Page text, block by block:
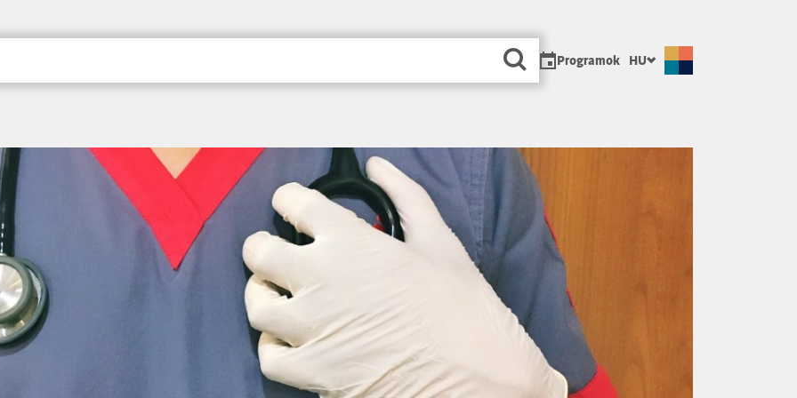
Programok HU